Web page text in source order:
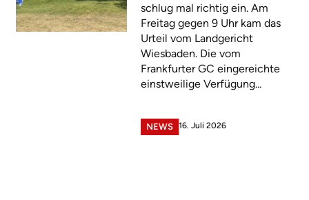
schlug mal richtig ein. Am
Freitag gegen 9 Uhr kam das
Urteil vom Landgericht
Wiesbaden. Die vom
Frankfurter GC eingereichte
einstweilige Verfügung...
NEWS 16. Juli 2026